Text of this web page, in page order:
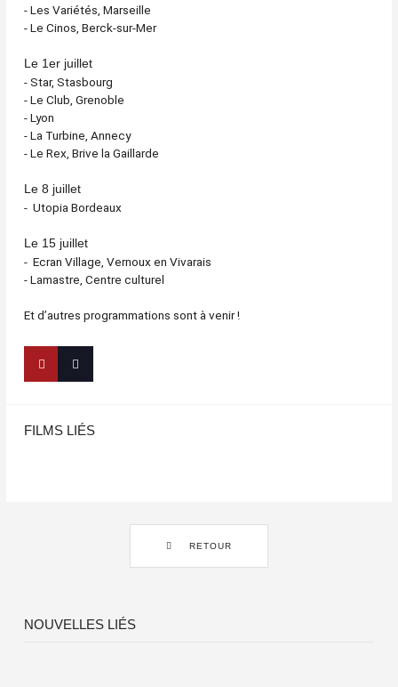
- Les Variétés, Marseille
- Le Cinos, Berck-sur-Mer
Le 1er juillet
- Star, Stasbourg
- Le Club, Grenoble
- Lyon
- La Turbine, Annecy
- Le Rex, Brive la Gaillarde
Le 8 juillet
- Utopia Bordeaux
Le 15 juillet
- Ecran Village, Vernoux en Vivarais
- Lamastre, Centre culturel
Et d’autres programmations sont à venir !
FILMS LIÉS
RETOUR
NOUVELLES LIÉS